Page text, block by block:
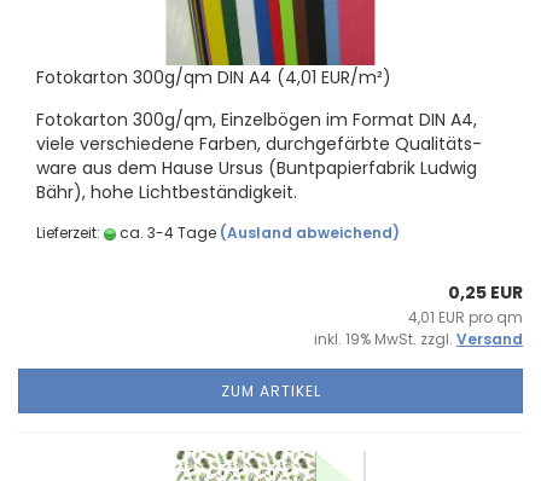
Fo­to­kar­ton 300g/qm DIN A4 (4,01 EUR/m²)
Fo­to­kar­ton 300g/qm, Ein­zel­bö­gen im For­mat DIN A4,
viele ver­schie­de­ne Far­ben, durch­ge­färb­te Qua­li­täts­
wa­re aus dem Hause Ursus (Bunt­pa­pier­fa­brik Lud­wig
Bähr), hohe Licht­be­stän­dig­keit.
Lieferzeit: ca. 3-4 Tage (Ausland abweichend)
0,25 EUR
4,01 EUR pro qm
inkl. 19% MwSt. zzgl. Versand
ZUM ARTIKEL